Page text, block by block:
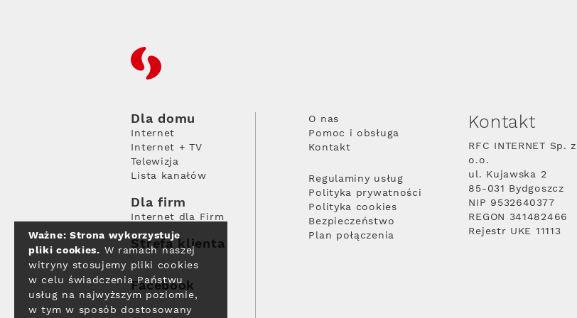
RFC
Dla domu
Internet
Internet + TV
Telewizja
Lista kanałów
Dla firm
Internet dla Firm
Strefa klienta
Facebook
O nas
Pomoc i obsługa
Kontakt
Regulaminy usług
Polityka prywatności
Polityka cookies
Bezpieczeństwo
Plan połączenia
Kontakt
RFC INTERNET Sp. z
o.o.
ul. Kujawska 2
85-031 Bydgoszcz
NIP 9532640377
REGON 341482466
Rejestr UKE 11113
Ważne: Strona wykorzystuje
pliki cookies. W ramach naszej
witryny stosujemy pliki cookies
w celu świadczenia Państwu
usług na najwyższym poziomie,
w tym w sposób dostosowany